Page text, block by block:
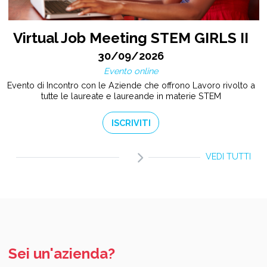
Virtual Job Meeting STEM GIRLS II
30/09/2026
Evento online
Evento di Incontro con le Aziende che offrono Lavoro rivolto a
tutte le laureate e laureande in materie STEM
ISCRIVITI
VEDI TUTTI
Sei un'azienda?